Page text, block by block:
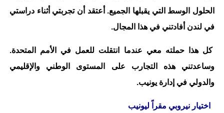
الحلول الوسط التي يقبلها الجميع. أعتقد أن تجربتي أثناء دراستي
في لندن أفادتني في هذا المجال.
كل هذا حملته معي عندما انتقلت للعمل في الأمم المتحدة.
وساعدتني هذه التجارب على المستوى الوطني والإقليمي
والدولي في إدارة يونيب.
اختيار نيروبي مقراً ليونيب